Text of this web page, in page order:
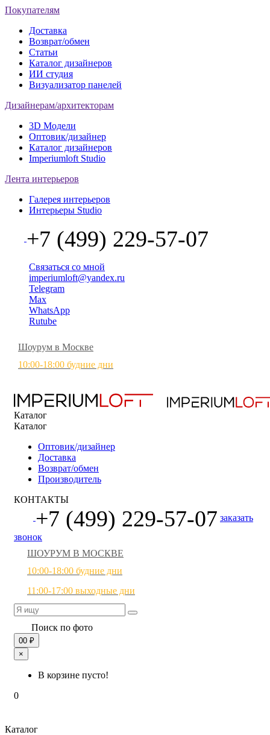
Покупателям
Доставка
Возврат/обмен
Статьи
Каталог дизайнеров
ИИ студия
Визуализатор панелей
Дизайнерам/архитекторам
3D Модели
Оптовик/дизайнер
Каталог дизайнеров
Imperiumloft Studio
Лента интерьеров
Галерея интерьеров
Интерьеры Studio
+7 (499) 229-57-07
Связаться со мной
imperiumloft@yandex.ru
Telegram
Max
WhatsApp
Rutube
Шоурум в Москве
10:00-18:00 будние дни
Каталог
Каталог
Оптовик/дизайнер
Доставка
Возврат/обмен
Производитель
КОНТАКТЫ
+7 (499) 229-57-07 заказать
звонок
ШОУРУМ В МОСКВЕ
10:00-18:00 будние дни
11:00-17:00 выходные дни
Поиск по фото
00 ₽
×
В корзине пусто!
0
Каталог